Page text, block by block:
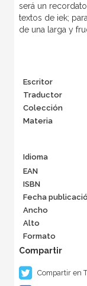
será un
textos de iek;
de una larga y
Escritor
Traductor
Colección
Materia
Idioma
EAN
ISBN
Fecha
Ancho
Alto
Formato
Compartir en